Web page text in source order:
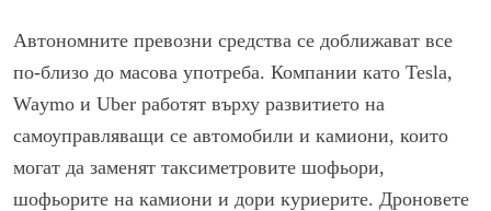
Автономните превозни средства се доближават все
по-близо до масова употреба. Компании като Tesla,
Waymo и Uber работят върху развитието на
самоуправляващи се автомобили и камиони, които
могат да заменят таксиметровите шофьори,
шофьорите на камиони и дори куриерите. Дроновете